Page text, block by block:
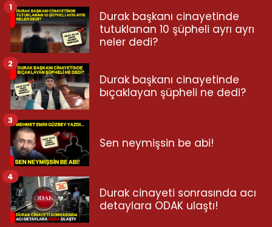
Durak başkanı cinayetinde
tutuklanan 10 şüpheli ayrı ayrı
neler dedi?
1
Durak başkanı cinayetinde
bıçaklayan şüpheli ne dedi?
2
Sen neymişsin be abi!
3
Durak cinayeti sonrasında acı
detaylara ODAK ulaştı!
4